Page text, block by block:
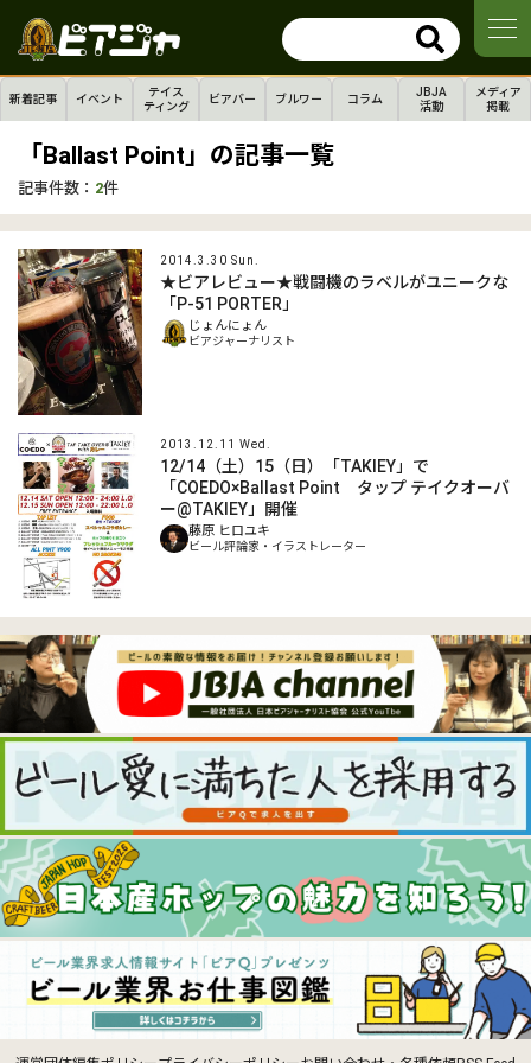
新着記事 イベント
テイス
ティング
ビアバー ブルワー コラム
JBJA
活動
メディア
掲載
「Ballast Point」の記事一覧
記事件数： 2件
2014.3.30 Sun.
★ビアレビュー★戦闘機のラベルがユニークな
「P-51 PORTER」
じょんにょん
ビアジャーナリスト
2013.12.11 Wed.
12/14（土）15（日）「TAKIEY」で
「COEDO×Ballast Point タップ テイクオーバ
ー@TAKIEY」開催
藤原 ヒロユキ
ビール評論家・イラストレーター